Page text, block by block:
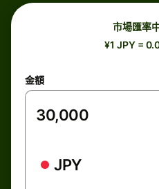
市場匯率
¥1 JPY =
金額
JPY